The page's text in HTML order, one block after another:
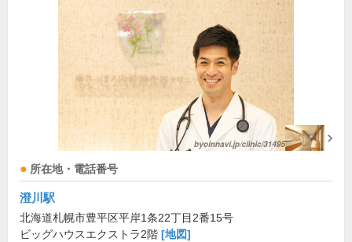
所在地・電話番号
澄川駅
北海道札幌市豊平区平岸1条22丁目2番15号
ビッグハウスエクストラ2階 [地図]